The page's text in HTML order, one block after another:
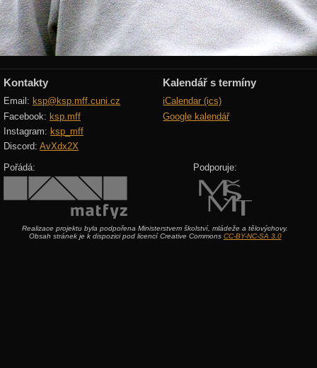
Kontakty
Email: ksp@ksp.mff.cuni.cz
Facebook: ksp.mff
Instagram: ksp_mff
Discord: AvXdx2X
Kalendář s termíny
iCalendar (ics)
Google kalendář
Pořádá: Podporuje:
Realizace projektu byla podpořena Ministerstvem školství, mládeže a tělovýchovy.
Obsah stránek je k dispozici pod licencí Creative Commons CC-BY-NC-SA 3.0